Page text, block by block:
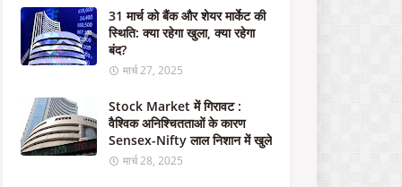
1
.
5
ला
क
रो
ड़
रु
31 मार्च को बैंक और शेयर मार्केट की
स्थिति: क्या रहेगा खुला, क्या रहेगा
बंद?
मार्च 27, 2025
Stock Market में गिरावट :
वैश्विक अनिश्चितताओं के कारण
Sensex-Nifty लाल निशान में खुले
मार्च 28, 2025